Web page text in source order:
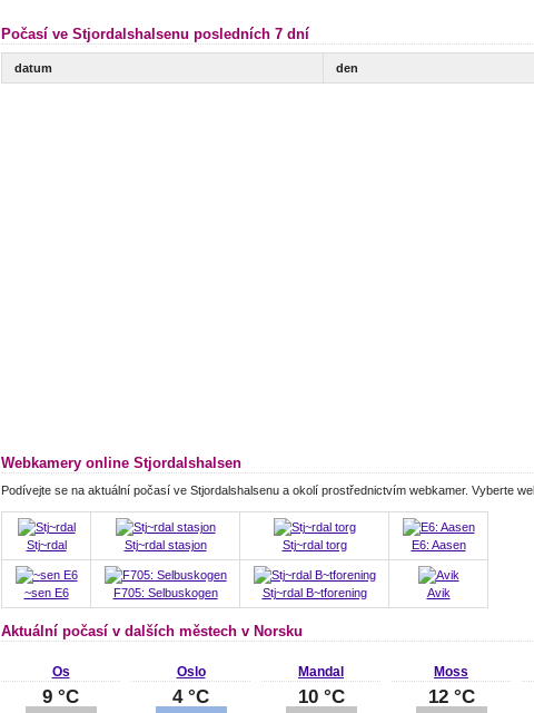
Počasí ve Stjordalshalsenu posledních 7 dní
datum den
Webkamery online Stjordalshalsen
Podívejte se na aktuální počasí ve Stjordalshalsenu a okolí prostřednictvím webkamer. Vyberte
Stj~rdal Stj~rdal stasjon Stj~rdal torg E6: Aasen
~sen E6 F705: Selbuskogen Stj~rdal B~tforening Avik
Aktuální počasí v dalších městech v Norsku
Os
9 °C
Oslo
4 °C
Mandal
10 °C
Moss
12 °C